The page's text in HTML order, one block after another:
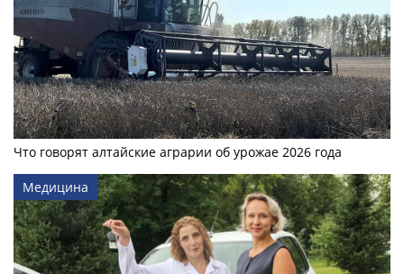
Что говорят алтайские аграрии об урожае 2026 года
Медицина